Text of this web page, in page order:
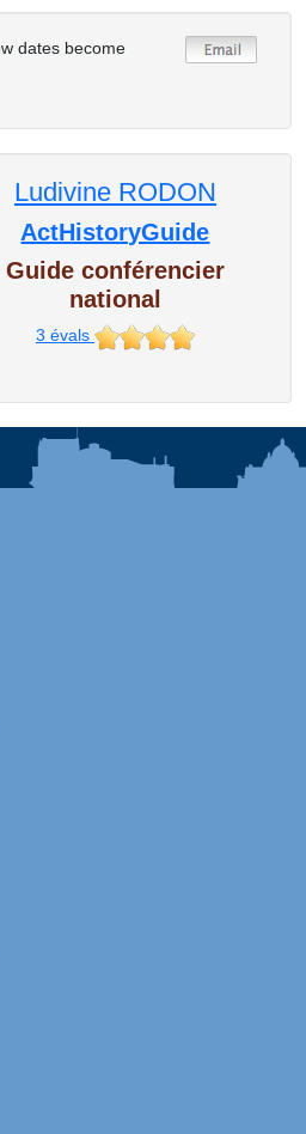
dates become
Ludivine RODON
ActHistoryGuide
Guide conférencier
national
3 évals